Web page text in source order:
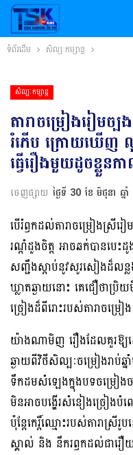
ទំព័រដើម សិល្បៈកម្សាន្ត
សិល្បៈកម្សាន្ត
តារាចម្រៀងរៀម
រំភើប ក្រោយឃើញ
ធ្វើរឿងមួយដូចខ្លួន
ចេញផ្សាយ ថ្ងៃទី 30 ខែ មិថុនា ឆ្
បើរំឭកដល់តារាចម្រៀងស្រីរ
រណ្ដំដួងចិត្ត អាចឆក់បានបេ
សញ្ជឹងស្ដាប់នូវសូរសៀងដ៏លន្
ឃ្លាតឆ្ងាយនោះ គេជឿថាប្រិ
ច្រៀងដ៏ពីរោះរបស់តារាចម្
យ៉ាងណាមិញ រឿងដែលគួរឱ្
ឆ្ងាយពីវិថីសិល្បៈចម្រៀងរាប់
ទឹកដមសំឡេងក្នុងបទចម្រៀ
មិនអាចបង្ហើរសំនៀងច្រៀង
ប៉ុន្ដែកេរ្ដិ៍ឈ្មោះរបស់តារាស្រី
ស្គាល់ និង នឹករឭកដល់ជារ